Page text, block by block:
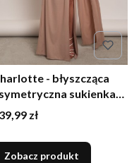
- błyszcząca
sukienka
zł
Zobacz produkt